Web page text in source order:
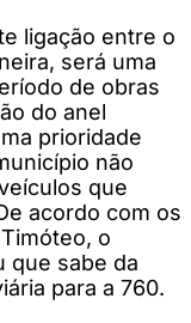
ligação entre o
será uma
de obras
do anel
prioridade
não
que
acordo com os
o
que sabe da
para a 760.